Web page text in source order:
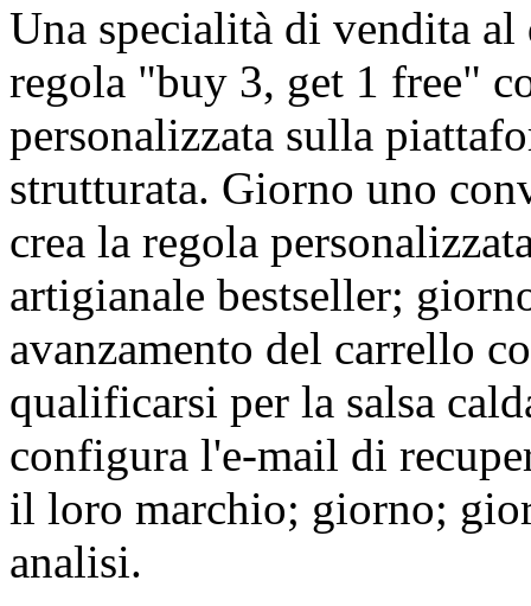
Una specialità di vendita
regola "buy 3, get 1 free"
personalizzata sulla
strutturata. Giorno uno
crea la regola
artigianale bestseller;
avanzamento del carrello
qualificarsi per la salsa
configura l'e-mail di
il loro marchio; giorno;
analisi.